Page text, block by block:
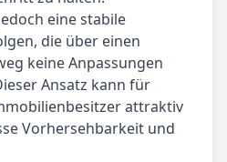
eine stabile
die über einen
keine Anpassungen
Ansatz kann für
attraktiv
Vorhersehbarkeit und